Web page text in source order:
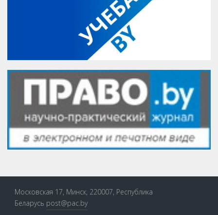
Московская 17, Минск, 220007, Республика
Беларусь post@pac.by